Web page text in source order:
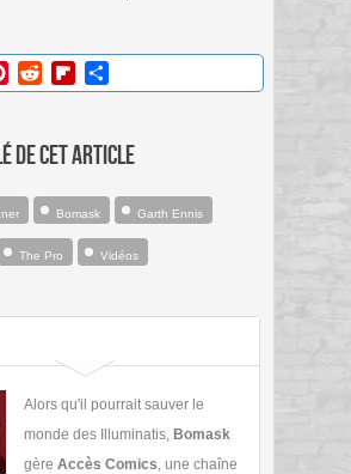
PinterestRedditFlipboard
de cet article
Bomask Garth Ennis
The Pro Vidéos
Alors qu'il pourrait sauver le
monde des Illuminatis, Bomask
gère Accès Comics, une chaîne